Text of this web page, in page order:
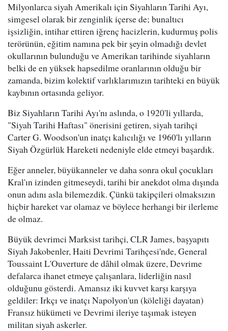
Milyonlarca siyah Amerikalı için Siyahların Tarihi Ayı,
simgesel olarak bir zenginlik içerse de; bunaltıcı
işsizliğin, intihar ettiren iğrenç hacizlerin, kudurmuş polis
terörünün, eğitim namına pek bir şeyin olmadığı devlet
okullarının bulunduğu ve Amerikan tarihinde siyahların
belki de en yüksek hapsedilme oranlarının olduğu bir
zamanda, bizim kolektif varlıklarımızın tarihteki en büyük
kaybının ortasında geliyor.
Biz Siyahların Tarihi Ayı'nı aslında, o 1920'li yıllarda,
"Siyah Tarihi Haftası" önerisini getiren, siyah tarihçi
Carter G. Woodson'un inatçı kalıcılığı ve 1960'lı yılların
Siyah Özgürlük Hareketi nedeniyle elde etmeyi başardık.
Eğer anneler, büyükanneler ve daha sonra okul çocukları
Kral'ın izinden gitmeseydi, tarihi bir anekdot olma dışında
onun adını asla bilemezdik. Çünkü takipçileri olmaksızın
hiçbir hareket var olamaz ve böylece herhangi bir ilerleme
de olmaz.
Büyük devrimci Marksist tarihçi, CLR James, başyapıtı
Siyah Jakobenler, Haiti Devrimi Tarihçesi'nde, General
Toussaint L'Ouverture de dâhil olmak üzere, Devrime
defalarca ihanet etmeye çalışanlara, liderliğin nasıl
olduğunu gösterdi. Amansız iki kuvvet karşı karşıya
geldiler: Irkçı ve inatçı Napolyon'un (köleliği dayatan)
Fransız hükümeti ve Devrimi ileriye taşımak isteyen
militan siyah askerler.